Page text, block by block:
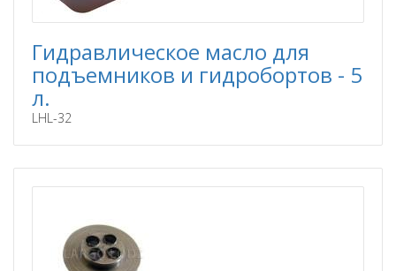
Гидравлическое масло для
подъемников и гидробортов - 5
л.
LHL-32